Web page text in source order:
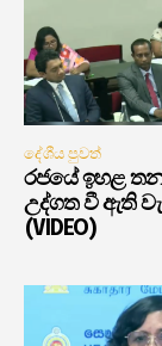
දේශීය පුවත්
රජයේ ඉහළ
උද්ගත වී ඇති
(VIDEO)